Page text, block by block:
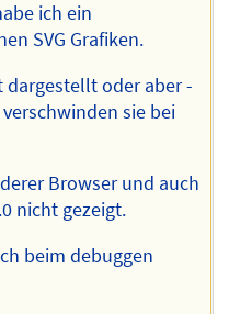
ich ein
SVG Grafiken.
dargestellt oder aber -
sie bei
Browser und auch
nicht gezeigt.
beim debuggen